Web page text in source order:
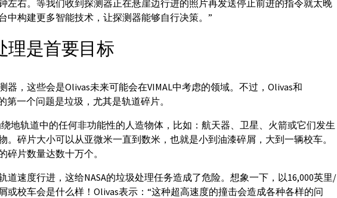
左右。等我们收到探测器正在悬崖边行进的照片再发送停止前进的指令就太晚
中构建更多智能技术，让探测器能够自行决策。”
理是首要目标
器，这些会是Olivas未来可能会在VIMAL中考虑的领域。不过，Olivas和
第一个问题是垃圾，尤其是轨道碎片。
绕地轨道中的任何非功能性的人造物体，比如：航天器、卫星、火箭或它们发生
。碎片大小可以从亚微米一直到数米，也就是小到油漆碎屑，大到一辆校车。
碎片数量达数十万个。
道速度行进，这给NASA的垃圾处理任务造成了危险。想象一下，以16,000英里/
或校车会是什么样！Olivas表示：“这种超高速度的撞击会造成各种各样的问